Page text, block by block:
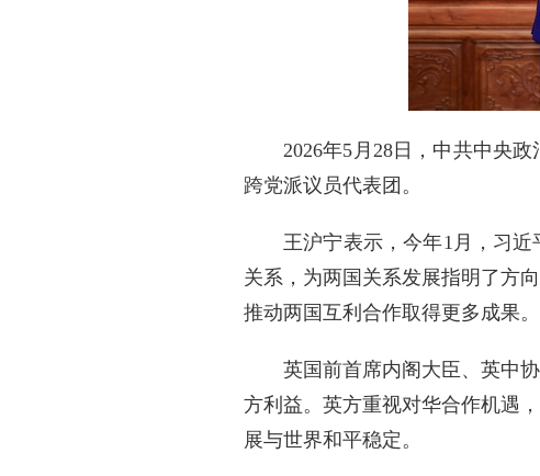
2026年5月28日，中共中央
跨党派议员代表团。
王沪宁表示，今年1月，习
关系，为两国关系发展指明了方
推动两国互利合作取得更多成果
英国前首席内阁大臣、英中
方利益。英方重视对华合作机遇
展与世界和平稳定。